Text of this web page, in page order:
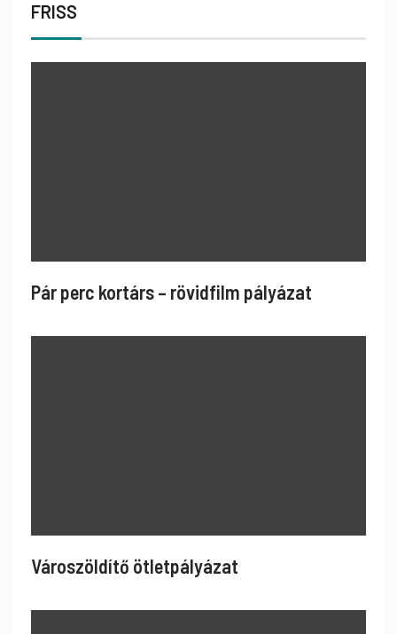
FRISS
Pár perc kortárs – rövidfilm pályázat
Városzöldítő ötletpályázat